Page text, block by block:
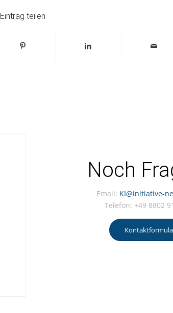
Eintrag teilen
Noch
Email: KI@initiative-
Telefon: +49 8802